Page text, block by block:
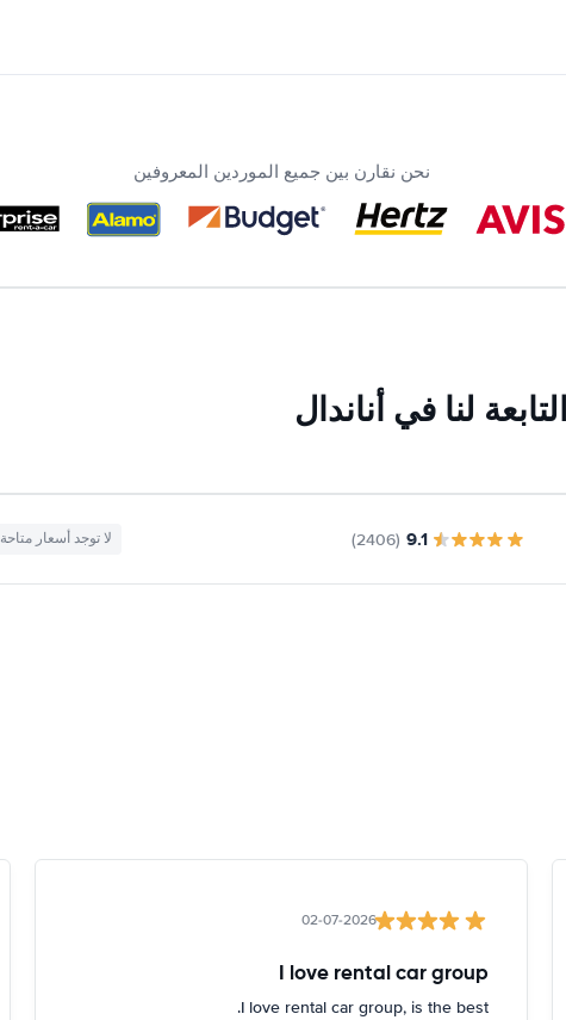
نحن نقارن بين جميع الموردين المعروفين
لنا في أناندال
9.1
(2406) لا توجد أسعار متاحة
02-07-2026
I love rental car group
I love rental car group, is the best.